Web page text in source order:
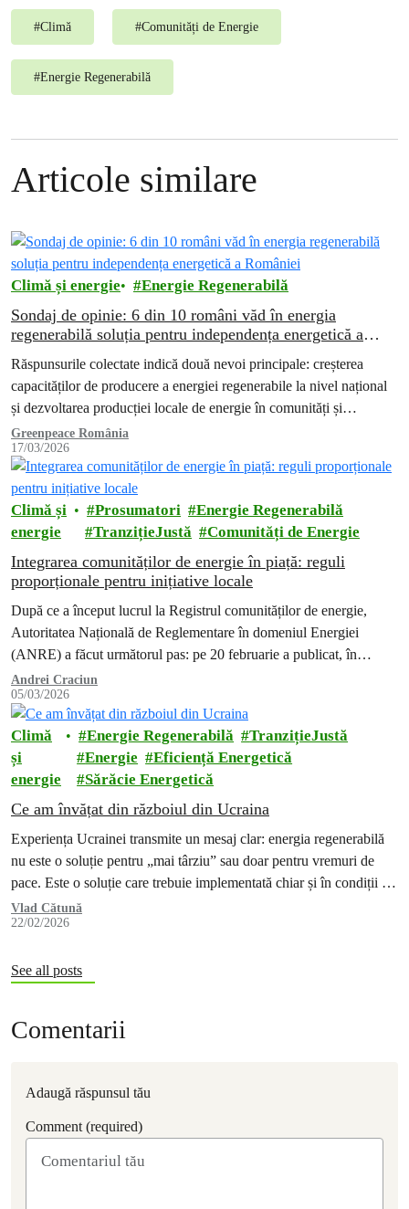
#Climă #Comunități de Energie
#Energie Regenerabilă
Articole similare
Climă și energie Energie Regenerabilă
Sondaj de opinie: 6 din 10 români văd în energia
regenerabilă soluția pentru independența energetică a
Răspunsurile colectate indică două nevoi principale: creșterea
capacităților de producere a energiei regenerabile la nivel național
și dezvoltarea producției locale de energie în comunități și
gospodării.
Greenpeace România
17/03/2026
Climă și
energie
Prosumatori
Energie Regenerabilă
TranzițieJustă
Comunități de Energie
Integrarea comunităților de energie în piață: reguli
proporționale pentru inițiative locale
După ce a început lucrul la Registrul comunităților de energie,
Autoritatea Națională de Reglementare în domeniul Energiei
(ANRE) a făcut următorul pas: pe 20 februarie a publicat, în
dezbatere publică,…
Andrei Craciun
05/03/2026
Climă
și
energie
Energie Regenerabilă
TranzițieJustă
Energie
Eficiență Energetică
Sărăcie Energetică
Ce am învățat din războiul din Ucraina
Experiența Ucrainei transmite un mesaj clar: energia regenerabilă
nu este o soluție pentru „mai târziu” sau doar pentru vremuri de
pace. Este o soluție care trebuie implementată chiar și în condiții de
criză, dacă vrem să protejăm oamenii și să reducem vulnerabilitatea
societății în fața violenței și autoritarismului.
Vlad Cătună
22/02/2026
See all posts
Comentarii
Adaugă răspunsul tău
Comment (required)